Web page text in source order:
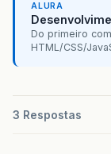
ALURA
Do primeiro
HTML/CSS/
3 Respostas